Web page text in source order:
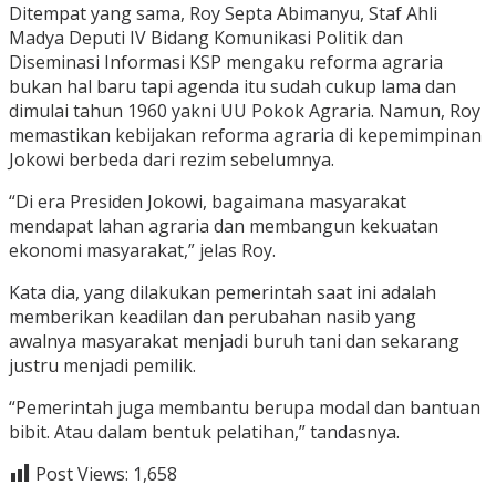
Ditempat yang sama, Roy Septa Abimanyu, Staf Ahli
Madya Deputi IV Bidang Komunikasi Politik dan
Diseminasi Informasi KSP mengaku reforma agraria
bukan hal baru tapi agenda itu sudah cukup lama dan
dimulai tahun 1960 yakni UU Pokok Agraria. Namun, Roy
memastikan kebijakan reforma agraria di kepemimpinan
Jokowi berbeda dari rezim sebelumnya.
“Di era Presiden Jokowi, bagaimana masyarakat
mendapat lahan agraria dan membangun kekuatan
ekonomi masyarakat,” jelas Roy.
Kata dia, yang dilakukan pemerintah saat ini adalah
memberikan keadilan dan perubahan nasib yang
awalnya masyarakat menjadi buruh tani dan sekarang
justru menjadi pemilik.
“Pemerintah juga membantu berupa modal dan bantuan
bibit. Atau dalam bentuk pelatihan,” tandasnya.
Post Views: 1,658